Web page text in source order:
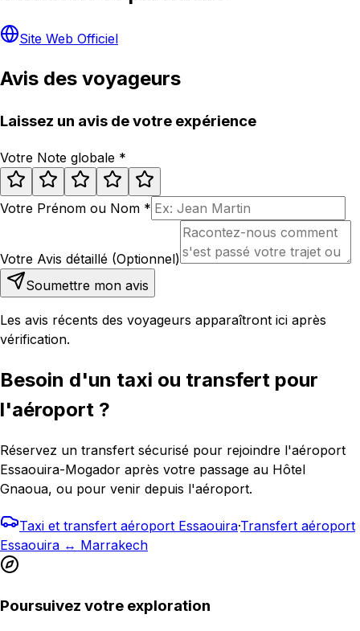
Site Web Officiel
Avis des voyageurs
Laissez un avis de votre expérience
Votre Note globale *
Votre Prénom ou Nom *
Votre Avis détaillé (Optionnel)
Soumettre mon avis
Les avis récents des voyageurs apparaîtront ici après
vérification.
Besoin d'un taxi ou transfert pour
l'aéroport ?
Réservez un transfert sécurisé pour rejoindre l'aéroport
Essaouira-Mogador après votre passage au Hôtel
Gnaoua, ou pour venir depuis l'aéroport.
Taxi et transfert aéroport Essaouira·Transfert aéroport
Essaouira ↔ Marrakech
Poursuivez votre exploration